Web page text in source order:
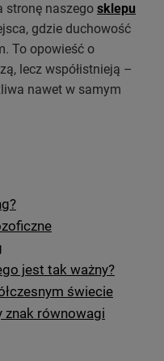
stronę naszego sklepu
gdzie duchowość
To opowieść o
lecz współistnieją –
nawet w samym
jest tak ważny?
świecie
znak równowagi